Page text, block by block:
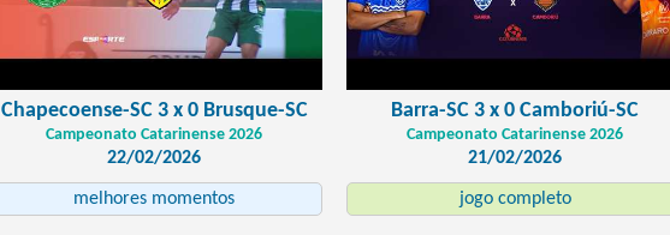
Chapecoense-SC 3 x 0 Brusque-SC
Campeonato Catarinense 2026
22/02/2026
melhores momentos
Barra-SC 3 x 0 Camboriú-SC
Campeonato Catarinense 2026
21/02/2026
jogo completo